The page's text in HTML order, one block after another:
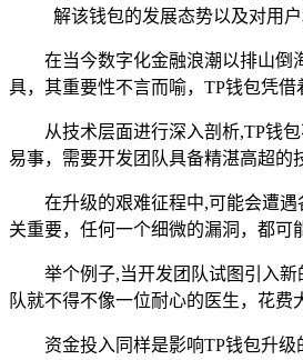
解该钱包的发展态势以及对用户
在当今数字化金融浪潮以排山倒
具，其重要性不言而喻，TP钱包凭
从技术层面进行深入剖析,TP钱
易事，需要开发团队具备精湛高超的
在升级的艰难征程中,可能会遭
关重要，任何一个细微的漏洞，都可
举个例子,当开发团队试图引入
队就不得不像一位耐心的医生，花费
资金投入同样是影响TP钱包升